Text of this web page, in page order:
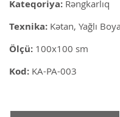
Kateqoriya: Rəngkarlıq
Texnika: Kətan, Yağlı Boya
Ölçü: 100x100 sm
Kod: KA-PA-003